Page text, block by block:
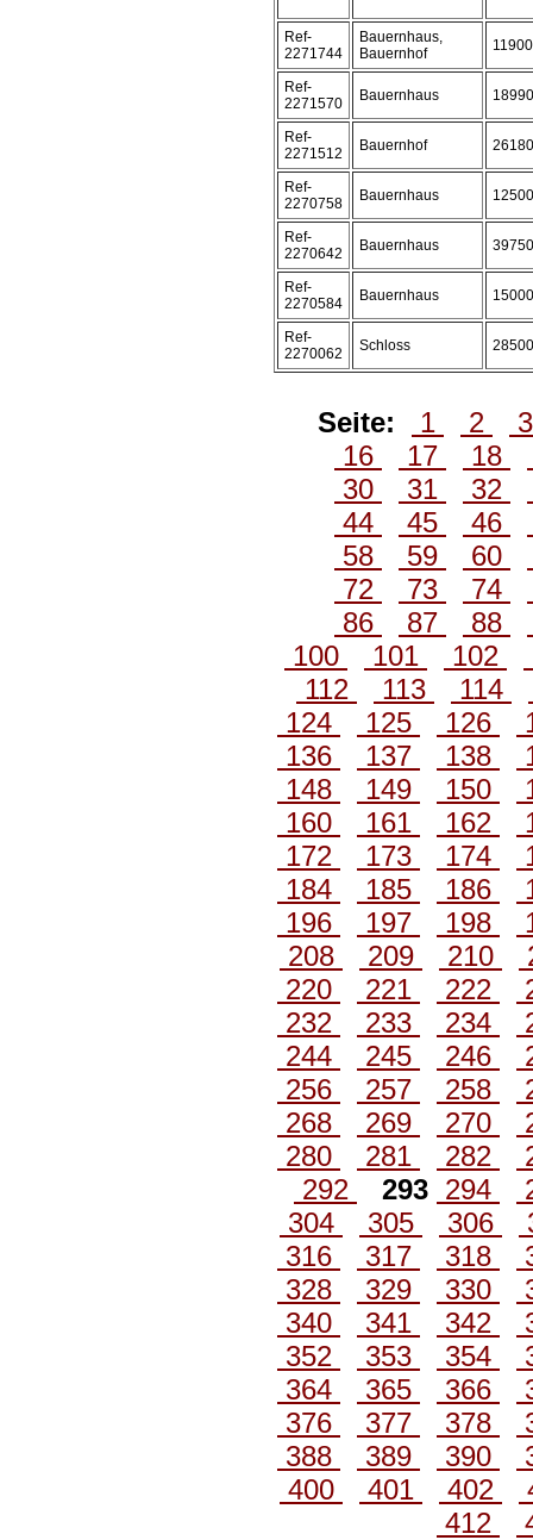
Ref-
2271744
Bauernhaus,
Bauernhof
Ref-
2271570
Bauernhaus
Ref-
2271512
Bauernhof
Ref-
2270758
Bauernhaus
Ref-
2270642
Bauernhaus
Ref-
2270584
Bauernhaus
Ref-
2270062
Schloss
Seite: 1 2
16
17 18
30
31 32
44
45 46
58
59 60
72
73 74
86
87 88
100
101 102
112
113 114
124
125 126
136
137 138
148
149 150
160
161 162
172
173 174
184
185 186
196
197 198
208
209 210
220
221 222
232
233 234
244
245 246
256
257 258
268
269 270
280
281 282
292
293 294
304
305 306
316
317 318
328
329 330
340
341 342
352
353 354
364
365 366
376
377 378
388
389 390
400
401 402
412